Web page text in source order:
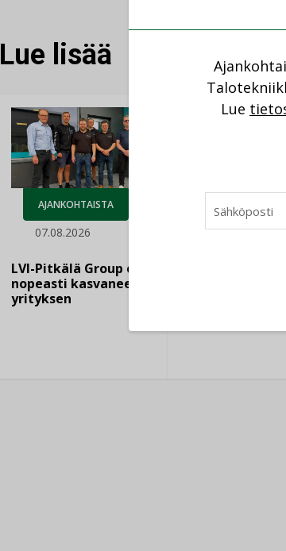
Lue lisää
AJANKOHTAISTA
07.08.2026
LVI-Pitkälä Group osti
nopeasti kasvaneen
yrityksen
Lue